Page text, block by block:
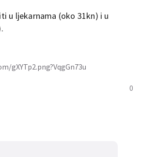
u ljekarnama (oko 31kn) i u
0
gXYTp2.png?VqgGn73u